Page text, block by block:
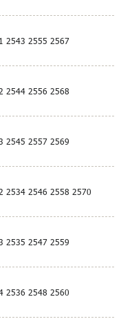
2543 2555 2567
2544 2556 2568
2545 2557 2569
2534 2546 2558 2570
2535 2547 2559
2536 2548 2560